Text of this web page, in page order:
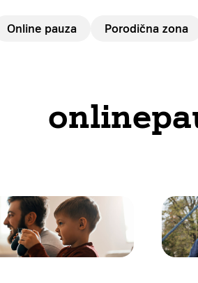
Online pauza Porodična zona